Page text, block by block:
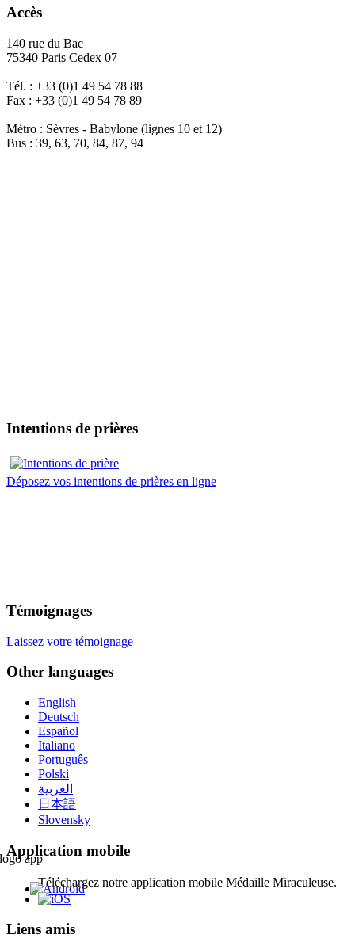
Accès
140 rue du Bac
75340 Paris Cedex 07
Tél. : +33 (0)1 49 54 78 88
Fax : +33 (0)1 49 54 78 89
Métro : Sèvres - Babylone (lignes 10 et 12)
Bus : 39, 63, 70, 84, 87, 94
Intentions de prières
Déposez vos intentions de prières en ligne
Témoignages
Laissez votre témoignage
Other languages
English
Deutsch
Español
Italiano
Português
Polski
العربية
日本語
Slovensky
Application mobile
Téléchargez notre application mobile Médaille Miraculeuse.
Liens amis